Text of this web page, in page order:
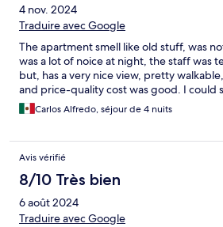
4 nov. 2024
Traduire avec Google
The apartment smell like old stuff, was
was a lot of noice at night, the staff was
but, has a very nice view, pretty
and price-quality cost was good. I could
Carlos Alfredo, séjour de 4 nuits
Avis vérifié
8/10 Très bien
6 août 2024
Traduire avec Google